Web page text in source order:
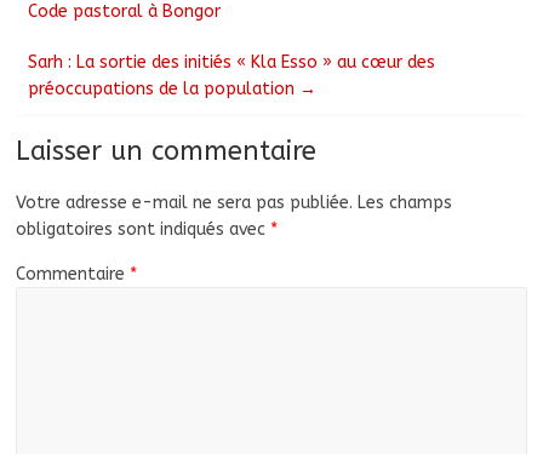
Code pastoral à Bongor
Sarh : La sortie des initiés « Kla Esso » au cœur des
préoccupations de la population →
Laisser un commentaire
Votre adresse e-mail ne sera pas publiée. Les champs
obligatoires sont indiqués avec *
Commentaire *